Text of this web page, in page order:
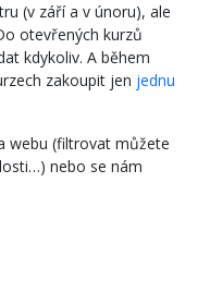
(v září a v únoru), ale
otevřených kurzů
kdykoliv. A během
zakoupit jen jednu
webu (filtrovat můžete
nebo se nám